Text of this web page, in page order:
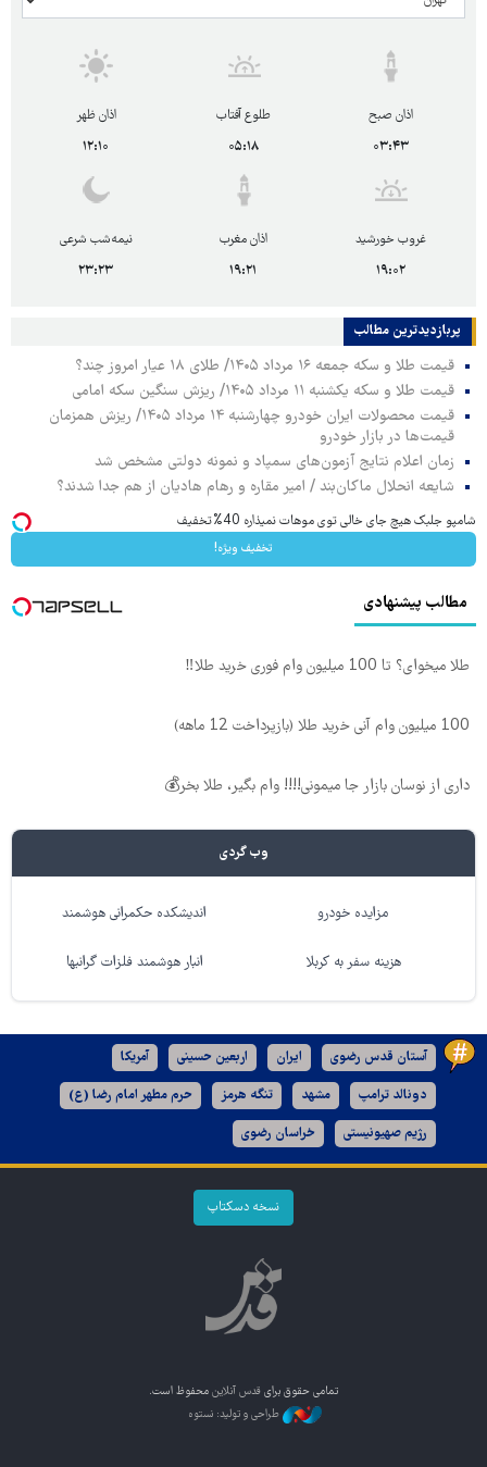
اذان صبح
۰۳:۴۳
طلوع آفتاب
۰۵:۱۸
اذان ظهر
۱۲:۱۰
غروب خورشید
۱۹:۰۲
اذان مغرب
۱۹:۲۱
نیمه‌شب شرعی
۲۳:۲۳
پربازدیدترین‌ مطالب
قیمت طلا و سکه جمعه ۱۶ مرداد ۱۴۰۵/ طلای ۱۸ عیار امروز چند؟
قیمت طلا و سکه یکشنبه ۱۱ مرداد ۱۴۰۵/ ریزش سنگین سکه امامی
قیمت محصولات ایران خودرو چهارشنبه ۱۴ مرداد ۱۴۰۵/ ریزش همزمان
قیمت‌ها در بازار خودرو
زمان اعلام نتایج آزمون‌های سمپاد و نمونه دولتی مشخص شد
شایعه انحلال ماکان‌بند / امیر مقاره و رهام هادیان از هم جدا شدند؟
شامپو جلبک هیچ جای خالی توی موهات نمیذاره 40%تخفیف
تخفیف ویژه!
مطالب پیشنهادی
طلا میخوای؟ تا 100 میلیون وام فوری خرید طلا‼️
100 میلیون وام آنی خرید طلا (بازپرداخت 12 ماهه)
داری از نوسان بازار جا میمونی!!!! وام بگیر، طلا بخر💰
وب گردی
مزایده خودرو اندیشکده حکمرانی هوشمند
هزینه سفر به کربلا انبار هوشمند فلزات گرانبها
آستان قدس رضوی ایران اربعین حسینی آمریکا
دونالد ترامپ مشهد تنگه هرمز حرم مطهر امام رضا (ع)
رژیم صهیونیستی خراسان رضوی
نسخه دسکتاپ
تمامی حقوق برای قدس آنلاین محفوظ است.
طراحی و تولید: نستوه